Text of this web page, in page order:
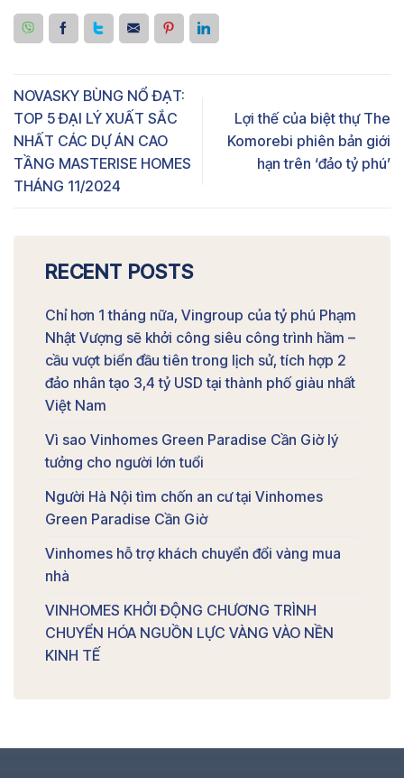
NOVASKY BÙNG NỔ ĐẠT:
TOP 5 ĐẠI LÝ XUẤT SẮC
NHẤT CÁC DỰ ÁN CAO
TẦNG MASTERISE HOMES
THÁNG 11/2024
Lợi thế của biệt thự The
Komorebi phiên bản giới
hạn trên ‘đảo tỷ phú’
RECENT POSTS
Chỉ hơn 1 tháng nữa, Vingroup của tỷ phú Phạm
Nhật Vượng sẽ khởi công siêu công trình hầm –
cầu vượt biển đầu tiên trong lịch sử, tích hợp 2
đảo nhân tạo 3,4 tỷ USD tại thành phố giàu nhất
Việt Nam
Vì sao Vinhomes Green Paradise Cần Giờ lý
tưởng cho người lớn tuổi
Người Hà Nội tìm chốn an cư tại Vinhomes
Green Paradise Cần Giờ
Vinhomes hỗ trợ khách chuyển đổi vàng mua
nhà
VINHOMES KHỞI ĐỘNG CHƯƠNG TRÌNH
CHUYỂN HÓA NGUỒN LỰC VÀNG VÀO NỀN
KINH TẾ